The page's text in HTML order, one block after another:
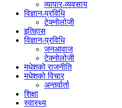
व्यापार-व्यवसाय
विज्ञान-प्रविधि
टेक्नोलोजी
इतिहास
विज्ञान-प्रविधि
जनआवाज
टेक्नोलोजी
मधेशकाे राजनीति
मधेशकाे विचार
अन्तर्वार्ता
शिक्षा
स्वास्थ्य